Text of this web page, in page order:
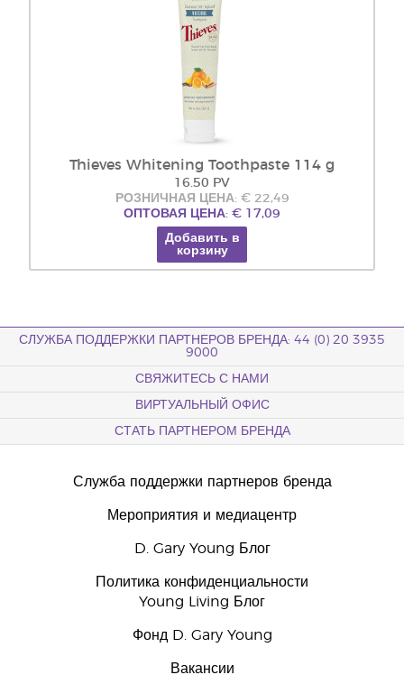
Thieves Whitening Toothpaste 114 g
16.50 PV
РОЗНИЧНАЯ ЦЕНА: € 22,49
ОПТОВАЯ ЦЕНА: € 17,09
Добавить в
корзину
СЛУЖБА ПОДДЕРЖКИ ПАРТНЕРОВ БРЕНДА: 44 (0) 20 3935
9000
СВЯЖИТЕСЬ С НАМИ
ВИРТУАЛЬНЫЙ ОФИС
СТАТЬ ПАРТНЕРОМ БРЕНДА
Служба поддержки партнеров бренда
Мероприятия и медиацентр
D. Gary Young Блог
Политика конфиденциальности
Young Living Блог
Фонд D. Gary Young
Вакансии